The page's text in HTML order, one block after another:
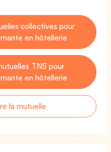
collectives pour
en hôtellerie
TNS pour
en hôtellerie
la mutuelle